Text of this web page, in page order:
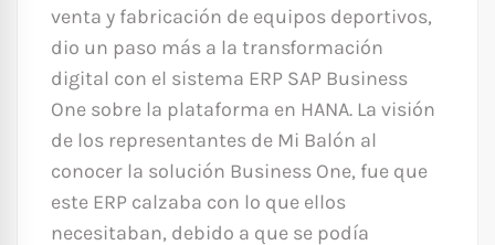
venta y fabricación de equipos deportivos,
dio un paso más a la transformación
digital con el sistema ERP SAP Business
One sobre la plataforma en HANA. La visión
de los representantes de Mi Balón al
conocer la solución Business One, fue que
este ERP calzaba con lo que ellos
necesitaban, debido a que se podía